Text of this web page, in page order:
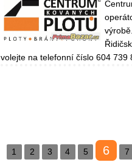
volejte na telefonní číslo 604 739
1 2 3 4 5 6 7